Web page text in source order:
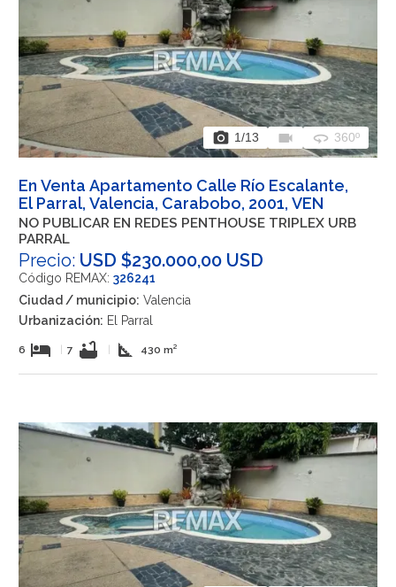
photo_camera 1/13 videocam 360 360º
En Venta Apartamento Calle Río Escalante,
El Parral, Valencia, Carabobo, 2001, VEN
NO PUBLICAR EN REDES PENTHOUSE TRIPLEX URB
PARRAL
Precio: USD $230.000,00 USD
Código REMAX: 326241
Ciudad / municipio: Valencia
Urbanización: El Parral
6 hotel 7 bathtub square_foot 430 m²